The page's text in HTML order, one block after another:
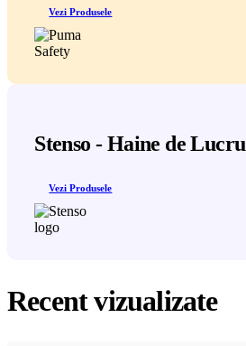
Vezi Produsele
Stenso - Haine de Lucru
Vezi Produsele
Recent vizualizate